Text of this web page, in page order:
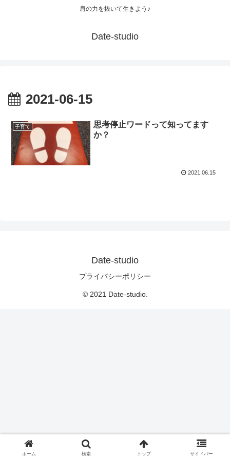
肩の力を抜いて生きよう♪
Date-studio
2021-06-15
子育て
思考停止ワードって知ってます
か？
2021.06.15
Date-studio
プライバシーポリシー
© 2021 Date-studio.
ホーム 検索 トップ サイドバー